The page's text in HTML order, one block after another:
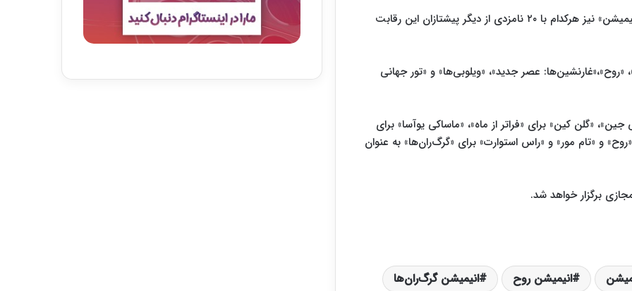
نتفلیکس با ۴۰ بار نامزدی، «پیکسار» و «دریم وورکس انیمیشن» نیز هرکدام با ۲۰ نامزدی از دیگر پیشتازان این رقابت‌
عصر جدید»، «ویلوبی‌ها» و «تور جهانی
«گلن کین» برای «فراتر از ماه»، «ماساکی یوآسا» برای
و «تام مور» و «راس استوارت» برای «گرگ‌ران‌ها» به عنوان
انیمیشن روح انیمیشن گرگ‌ران‌ها